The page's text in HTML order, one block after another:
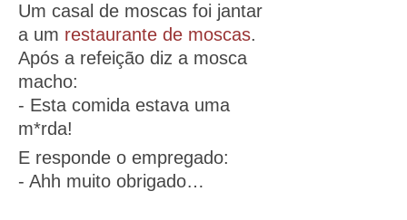
Um casal de moscas foi jantar
a um restaurante de moscas.
Após a refeição diz a mosca
macho:
- Esta comida estava uma
m*rda!
E responde o empregado:
- Ahh muito obrigado…